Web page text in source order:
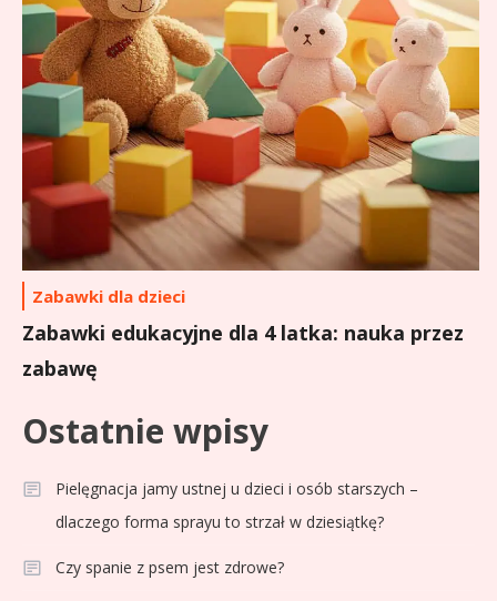
Zabawki dla dzieci
Zabawki edukacyjne dla 4 latka: nauka przez
zabawę
Ostatnie wpisy
Pielęgnacja jamy ustnej u dzieci i osób starszych –
dlaczego forma sprayu to strzał w dziesiątkę?
Czy spanie z psem jest zdrowe?